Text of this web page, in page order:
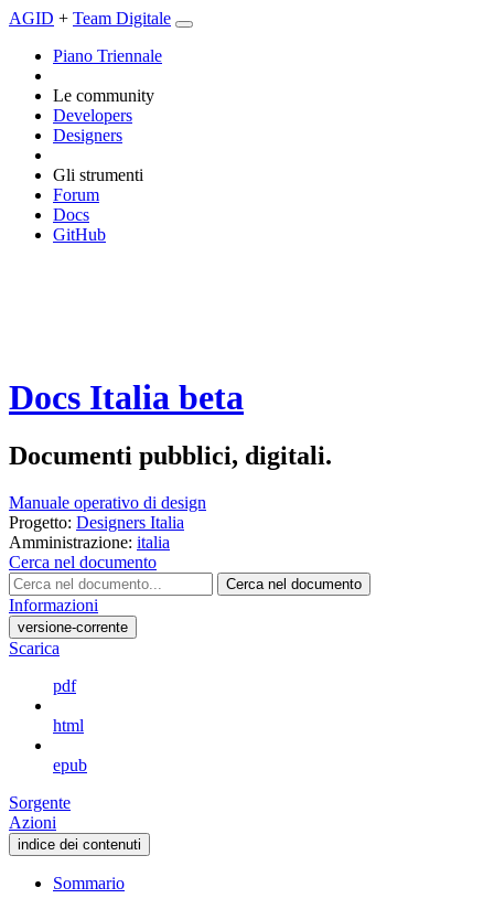
AGID + Team Digitale
Piano Triennale
Le community
Developers
Designers
Gli strumenti
Forum
Docs
GitHub
Docs Italia beta
Documenti pubblici, digitali.
Manuale operativo di design
Progetto: Designers Italia
Amministrazione: italia
Cerca nel documento
Cerca nel documento
Informazioni
versione-corrente
Scarica
pdf
html
epub
Sorgente
Azioni
indice dei contenuti
Sommario